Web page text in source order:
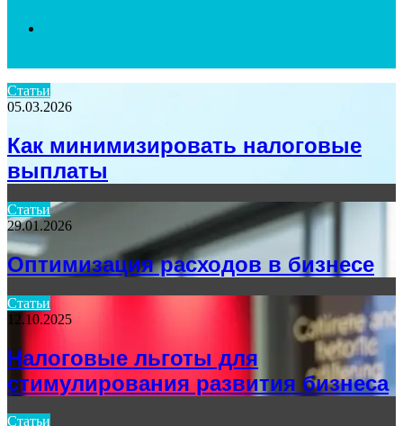
for
Статьи
05.03.2026
Как минимизировать налоговые
выплаты
Статьи
29.01.2026
Оптимизация расходов в бизнесе
Статьи
12.10.2025
Налоговые льготы для
стимулирования развития бизнеса
Статьи